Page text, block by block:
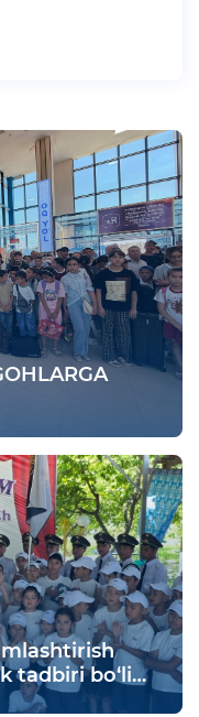
tadbiri bo‘lib